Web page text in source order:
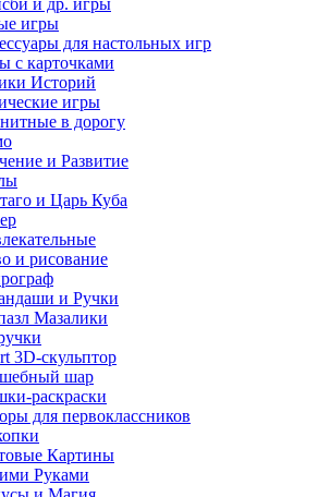
и др. игры
игры
для настольных игр
с карточками
Историй
игры
в дорогу
и Развитие
и Царь Куба
и рисование
и Ручки
Мазалики
3D-скульптор
шар
раскраски
для первоклассников
Картины
Руками